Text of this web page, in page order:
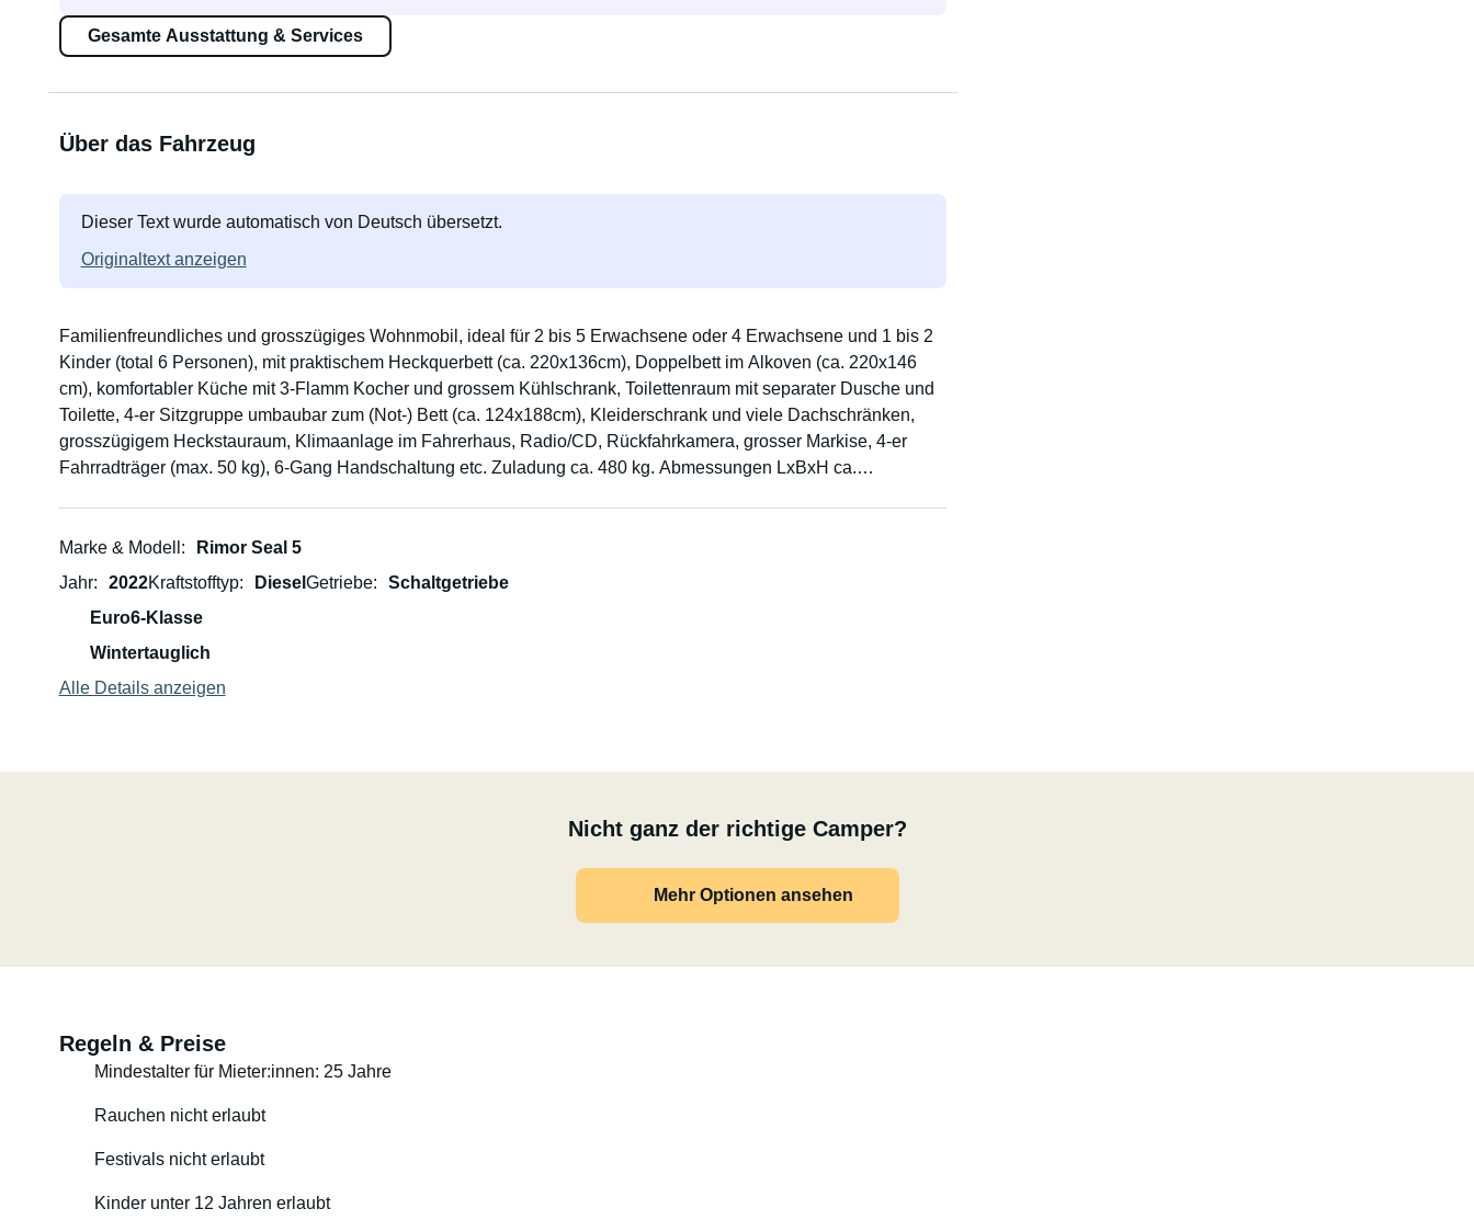
Gesamte Ausstattung & Services
Über das Fahrzeug
Dieser Text wurde automatisch von Deutsch übersetzt.
Originaltext anzeigen
Familienfreundliches und grosszügiges Wohnmobil, ideal für 2 bis 5 Erwachsene oder 4 Erwachsene und 1 bis 2
Kinder (total 6 Personen), mit praktischem Heckquerbett (ca. 220x136cm), Doppelbett im Alkoven (ca. 220x146
cm), komfortabler Küche mit 3-Flamm Kocher und grossem Kühlschrank, Toilettenraum mit separater Dusche und
Toilette, 4-er Sitzgruppe umbaubar zum (Not-) Bett (ca. 124x188cm), Kleiderschrank und viele Dachschränken,
grosszügigem Heckstauraum, Klimaanlage im Fahrerhaus, Radio/CD, Rückfahrkamera, grosser Markise, 4-er
Fahrradträger (max. 50 kg), 6-Gang Handschaltung etc. Zuladung ca. 480 kg. Abmessungen LxBxH ca.
Marke & Modell
Rimor Seal 5
Jahr
2022Kraftstofftyp Diesel Getriebe
Schaltgetriebe
Euro6-Klasse
Wintertauglich
Alle Details anzeigen
Nicht ganz der richtige Camper?
Mehr Optionen ansehen
Regeln & Preise
Mindestalter für Mieter:innen: 25 Jahre
Rauchen nicht erlaubt
Festivals nicht erlaubt
Kinder unter 12 Jahren erlaubt